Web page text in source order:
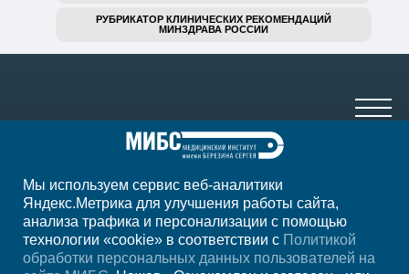
РУБРИКАТОР КЛИНИЧЕСКИХ РЕКОМЕНДАЦИЙ
МИНЗДРАВА РОССИИ
+7 (3452) 53 13-62
ежедн. 7.00-23.00
Мы используем сервис веб-аналитики
Яндекс.Метрика для улучшения работы сайта,
анализа трафика и персонализации с помощью
технологии «cookie» в соответствии с Политикой
обработки персональных данных пользователей на